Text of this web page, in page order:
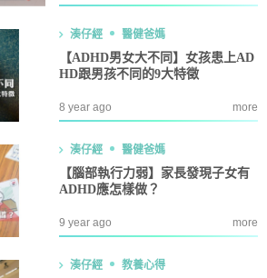
湊仔經 醫健爸媽
【ADHD男女大不同】女孩患上AD
HD跟男孩不同的9大特徵
8 year ago more
湊仔經 醫健爸媽
【腦部執行力弱】家長發現子女有
ADHD應怎樣做？
9 year ago more
湊仔經 教養心得